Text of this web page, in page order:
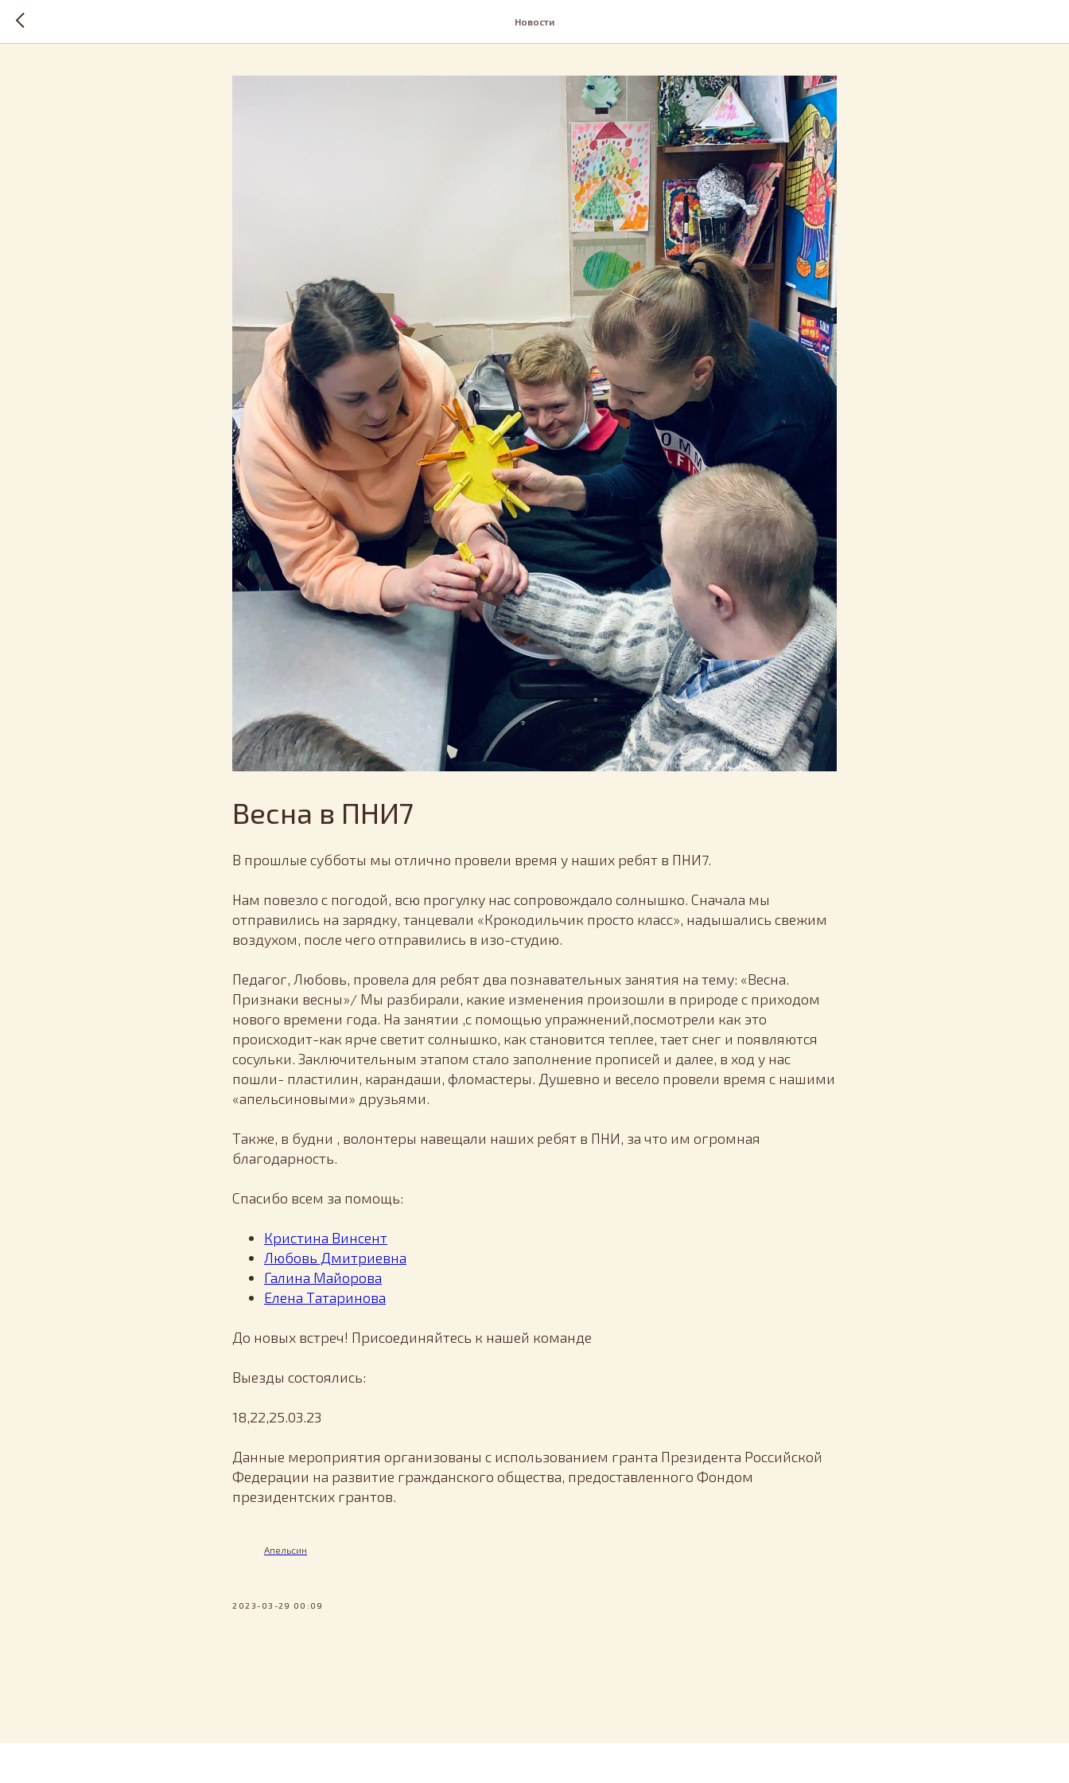
Новости
Весна в ПНИ7
В прошлые субботы мы отлично провели время у наших ребят в ПНИ7.
Нам повезло с погодой, всю прогулку нас сопровождало солнышко. Сначала мы
отправились на зарядку, танцевали «Крокодильчик просто класс», надышались свежим
воздухом, после чего отправились в изо-студию.
Педагог, Любовь, провела для ребят два познавательных занятия на тему: «Весна.
Признаки весны»/ Мы разбирали, какие изменения произошли в природе с приходом
нового времени года. На занятии ,с помощью упражнений,посмотрели как это
происходит-как ярче светит солнышко, как становится теплее, тает снег и появляются
сосульки. Заключительным этапом стало заполнение прописей и далее, в ход у нас
пошли- пластилин, карандаши, фломастеры. Душевно и весело провели время с нашими
«апельсиновыми» друзьями.
Также, в будни , волонтеры навещали наших ребят в ПНИ, за что им огромная
благодарность.
Спасибо всем за помощь:
Кристина Винсент
Любовь Дмитриевна
Галина Майорова
Елена Татаринова
До новых встреч! Присоединяйтесь к нашей команде
Выезды состоялись:
18,22,25.03.23
Данные мероприятия организованы с использованием гранта Президента Российской
Федерации на развитие гражданского общества, предоставленного Фондом
президентских грантов.
Апельсин
2023-03-29 00:09